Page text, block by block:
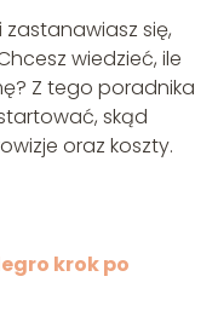
zastanawiasz się,
wiedzieć, ile
Z tego poradnika
skąd
oraz koszty.
krok po